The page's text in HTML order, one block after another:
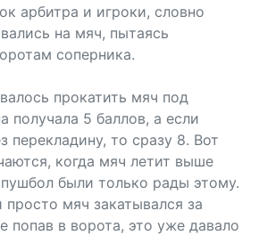
арбитра и игроки, словно
на мяч, пытаясь
соперника.
прокатить мяч под
получала 5 баллов, а если
перекладину, то сразу 8. Вот
когда мяч летит выше
были только рады этому.
просто мяч закатывался за
попав в ворота, это уже давало